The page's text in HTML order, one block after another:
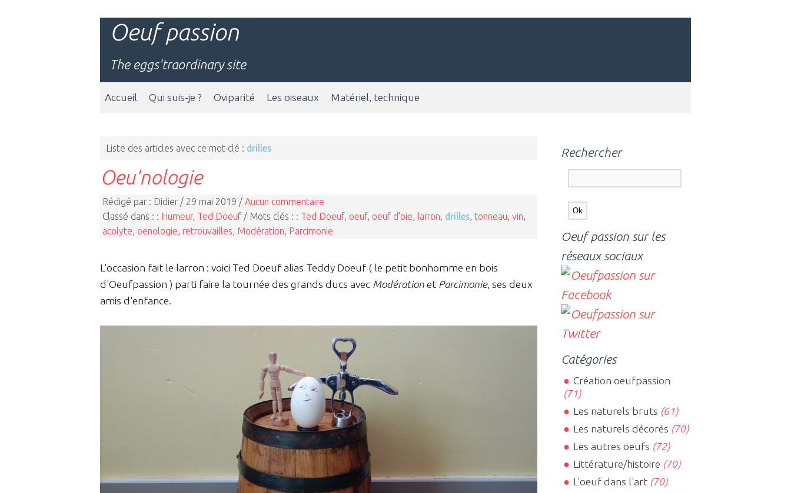
Oeuf passion
The eggs'traordinary site
Accueil Qui suis-je ? Oviparité Les oiseaux Matériel, technique
Liste des articles avec ce mot clé : drilles
Oeu'nologie
Rédigé par : Didier / 29 mai 2019 / Aucun commentaire
Classé dans : : Humeur, Ted Doeuf / Mots clés : : Ted Doeuf, oeuf, oeuf d'oie larron drilles tonneau vin
acolyte oenologie retrouvailles Modération Parcimonie
L'occasion fait le larron : voici Ted Doeuf alias Teddy Doeuf ( le petit bonhomme en bois
d'Oeufpassion ) parti faire la tournée des grands ducs avec Modération et Parcimonie, ses deux
amis d'enfance.
Rechercher
Oeuf passion sur les
réseaux sociaux
Catégories
Création oeufpassion
(71)
Les naturels bruts (61)
Les naturels décorés (70)
Les autres oeufs (72)
Littérature/histoire (70)
L'oeuf dans l'art(70)